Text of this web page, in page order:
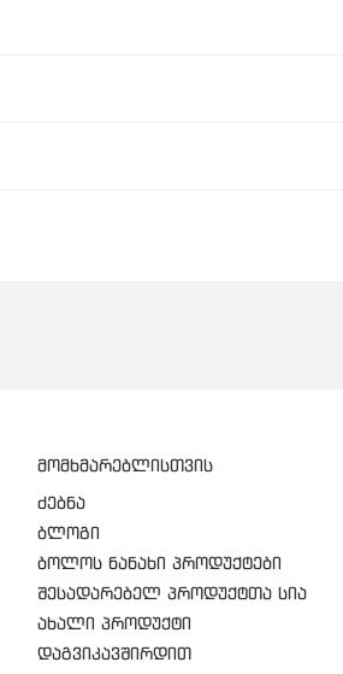
მომხმარებლისთვის
ძებნა
ბლოგი
ბოლოს ნანახი პროდუქტები
შესადარებელ პროდუქტთა სია
ახალი პროდუქტი
დაგვიკავშირდით